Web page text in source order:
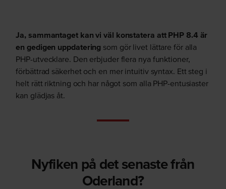
Ja, sammantaget kan vi väl konstatera att PHP 8.4 är
en gedigen uppdatering som gör livet lättare för alla
PHP-utvecklare. Den erbjuder flera nya funktioner,
förbättrad säkerhet och en mer intuitiv syntax. Ett steg i
helt rätt riktning och har något som alla PHP-entusiaster
kan glädjas åt.
Nyfiken på det senaste från
Oderland?